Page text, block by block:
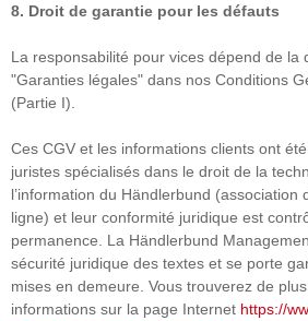
8. Droit de garantie pour les défauts
La responsabilité pour vices dépend de la
"Garanties légales" dans nos Conditions
(Partie I).
Ces CGV et les informations clients ont
juristes spécialisés dans le droit de la
l’information du Händlerbund (association
ligne) et leur conformité juridique est
permanence. La Händlerbund
sécurité juridique des textes et se porte
mises en demeure. Vous trouverez de
informations sur la page Internet https://